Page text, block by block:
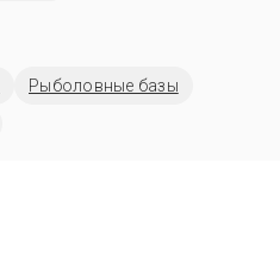
Рыболовные базы